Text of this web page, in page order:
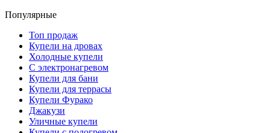
Популярные
Топ продаж
Купели на дровах
Холодные купели
С электронагревом
Купели для бани
Купели для террасы
Купели Фурако
Джакузи
Уличные купели